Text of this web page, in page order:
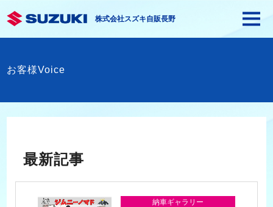
株式会社スズキ自販長野
お客様Voice
最新記事
納車ギャラリー